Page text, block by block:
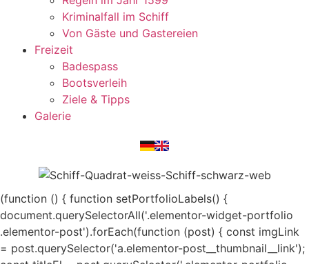
Kriminalfall im Schiff
Von Gäste und Gastereien
Freizeit
Badespass
Bootsverleih
Ziele & Tipps
Galerie
(function () { function setPortfolioLabels() {
document.querySelectorAll('.elementor-widget-portfolio
.elementor-post').forEach(function (post) { const imgLink
= post.querySelector('a.elementor-post__thumbnail__link');